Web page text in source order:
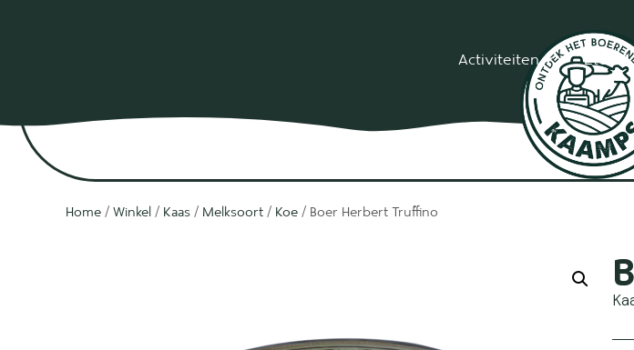
Activiteiten Eten
Home / Winkel / Kaas / Melksoort / Koe / Boer Herbert Truffino